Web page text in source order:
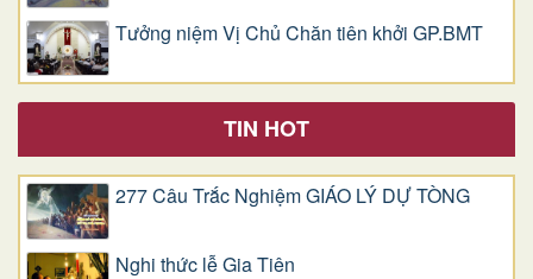
Tưởng niệm Vị Chủ Chăn tiên khởi GP.BMT
TIN HOT
277 Câu Trắc Nghiệm GIÁO LÝ DỰ TÒNG
Nghi thức lễ Gia Tiên